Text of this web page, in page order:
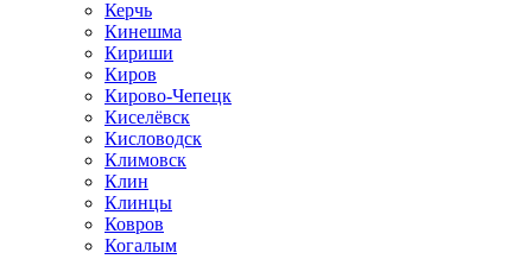
Керчь
Кинешма
Кириши
Киров
Кирово-Чепецк
Киселёвск
Кисловодск
Климовск
Клин
Клинцы
Ковров
Когалым